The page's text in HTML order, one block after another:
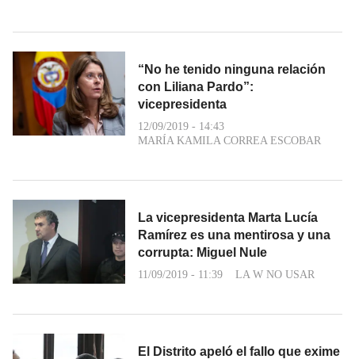
“No he tenido ninguna relación
con Liliana Pardo”:
vicepresidenta
12/09/2019 - 14:43
MARÍA KAMILA CORREA ESCOBAR
La vicepresidenta Marta Lucía
Ramírez es una mentirosa y una
corrupta: Miguel Nule
11/09/2019 - 11:39 LA W NO USAR
El Distrito apeló el fallo que exime